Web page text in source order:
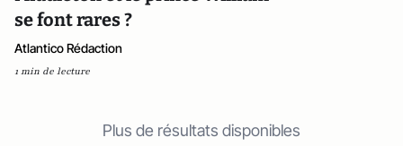
se font rares ?
Atlantico Rédaction
1 min de lecture
Plus de résultats disponibles